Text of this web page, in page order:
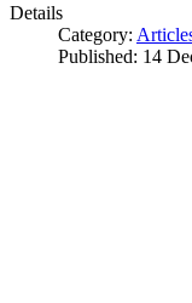
Details
Category:
Published: 14